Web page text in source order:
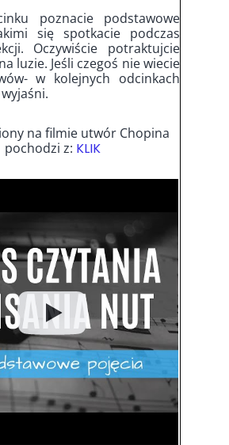
poznacie podstawowe
się spotkacie podczas
Oczywiście potraktujcie
luzie. Jeśli czegoś nie wiecie
w kolejnych odcinkach
na filmie utwór Chopina
pochodzi z: KLIK